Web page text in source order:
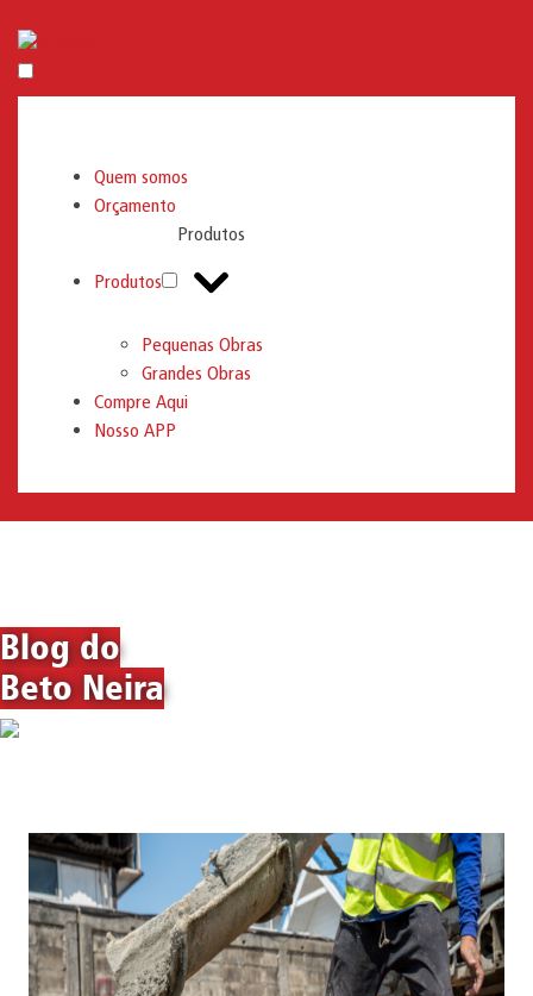
Engemix
Quem somos
Orçamento
Produtos
Produtos
Pequenas Obras
Grandes Obras
Compre Aqui
Nosso APP
Blog do
Beto Neira